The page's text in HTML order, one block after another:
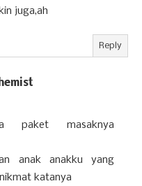
juga,ah
Reply
paket masaknya
anak anakku yang
katanya